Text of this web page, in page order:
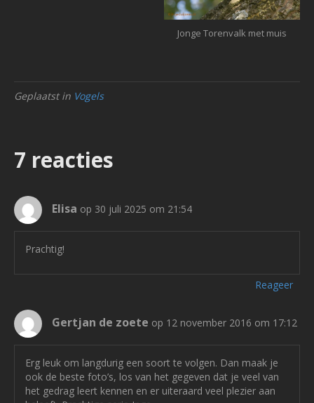
Jonge Torenvalk met muis
Geplaatst in Vogels
7 reacties
Elisa op 30 juli 2025 om 21:54
Prachtig!
Reageer
Gertjan de zoete op 12 november 2016 om 17:12
Erg leuk om langdurig een soort te volgen. Dan maak je
ook de beste foto’s, los van het gegeven dat je veel van
het gedrag leert kennen en er uiteraard veel plezier aan